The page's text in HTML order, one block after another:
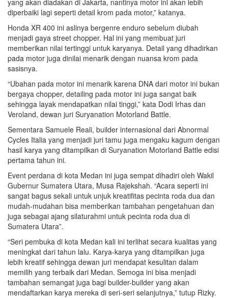
yang akan diadakan di Jakarta, nantinya motor ini akan lebih
diperbaiki lagi seperti detail krom pada motor,” katanya.
Honda XR 400 ini aslinya bergenre enduro sebelum diubah
menjadi gaya street chopper. Hal ini yang membuat juri
memberikan nilai tertinggi untuk karyanya. Detail yang dihadirkan
pada motor juga dinilai menarik dengan nuansa krom pada
sasisnya.
“Ubahan pada motor ini menarik karena DNA dari motor ini bukan
bergaya chopper, detailing pada motor ini juga sangat baik
sehingga layak mendapatkan nilai tinggi,” kata Dodi Irhas dan
Veroland, dewan juri Suryanation Motorland Battle.
Sementara Samuele Reali, builder internasional dari Abnormal
Cycles Italia yang menjadi juri tamu juga mengaku kagum dengan
hasil karya yang ditampilkan di Suryanation Motorland Battle edisi
pertama tahun ini.
Event perdana di kota Medan ini juga sempat dihadiri oleh Wakil
Gubernur Sumatera Utara, Musa Rajekshah. “Acara seperti ini
sangat bagus sekali untuk unjuk kreatifitas pecinta roda dua dan
mudah-mudahan bisa memberikan tambahan pengetahuan dan
juga sebagai ajang silaturahmi untuk pecinta roda dua di
Sumatera Utara”.
“Seri pembuka di kota Medan kali ini terlihat secara kualitas yang
meningkat dari tahun lalu. Karya-karya yang ditampilkan juga
lebih kreatif sehingga dewan juri mendapat kesulitan dalam
memilih yang terbaik dari Medan. Semoga ini bisa menjadi
tambahan semangat juga bagi builder-builder yang akan
mendaftarkan karya mereka di seri-seri selanjutnya,” tutup Rizky.